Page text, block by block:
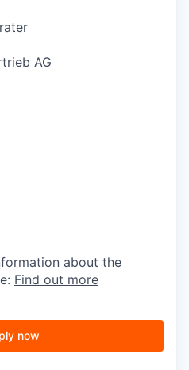
AG
about the
Find out more
now